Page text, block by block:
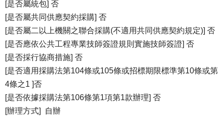
[是否屬統包] 否
[是否屬共同供應契約採購] 否
[是否屬二以上機關之聯合採購(不適用共同供應契約規定)] 否
[是否應依公共工程專業技師簽證規則實施技師簽證] 否
[是否採行協商措施] 否
[是否適用採購法第104條或105條或招標期限標準第10條或第
4條之1 ]否
[是否依據採購法第106條第1項第1款辦理] 否
[辦理方式] 自辦